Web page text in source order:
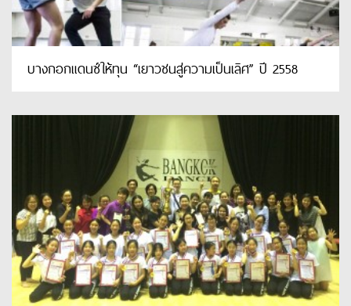
บางกอกแดนซ์ให้ทุน “เยาวชนสู่ความเป็นเลิศ” ปี 2558